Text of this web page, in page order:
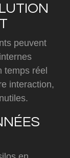
peuvent
temps réel
interaction,